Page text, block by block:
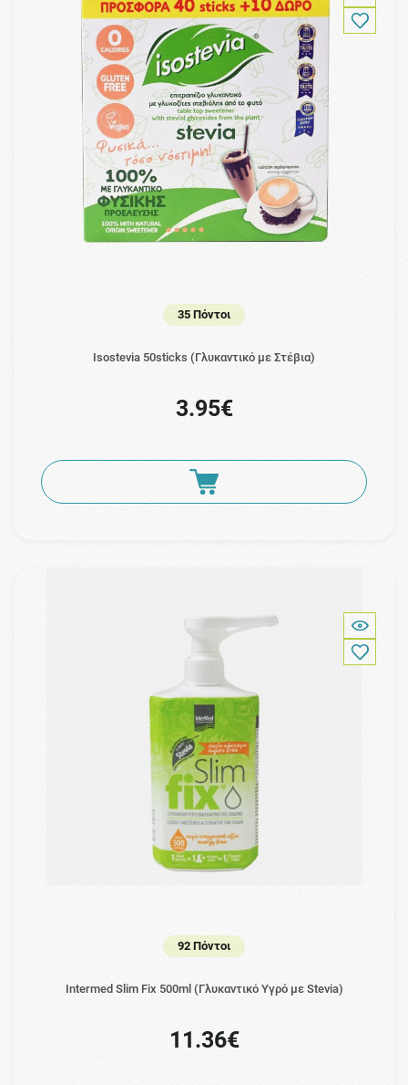
35 Πόντοι
Isostevia 50sticks (Γλυκαντικό με Στέβια)
3.95€
92 Πόντοι
Intermed Slim Fix 500ml (Γλυκαντικό Υγρό με Stevia)
11.36€